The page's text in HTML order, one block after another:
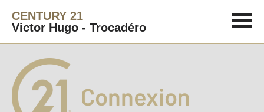
CENTURY 21
Victor Hugo - Trocadéro
Connexion